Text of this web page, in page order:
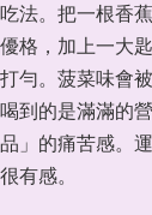
法。把一根香
格，加上一大
勻。菠菜味會
到的是滿滿的
」的痛苦感。
有感。